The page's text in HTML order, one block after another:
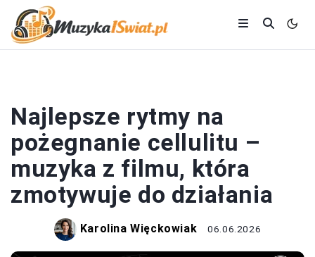
Najlepsze rytmy na
pożegnanie cellulitu –
muzyka z filmu, która
zmotywuje do działania
Karolina Więckowiak 06.06.2026